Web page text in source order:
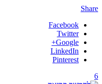
Share
Facebook
Twitter
Google+
LinkedIn
Pinterest
6